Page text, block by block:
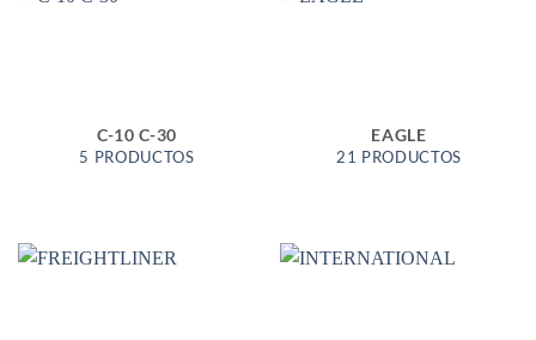
C-10 C-30
5 PRODUCTOS
EAGLE
21 PRODUCTOS